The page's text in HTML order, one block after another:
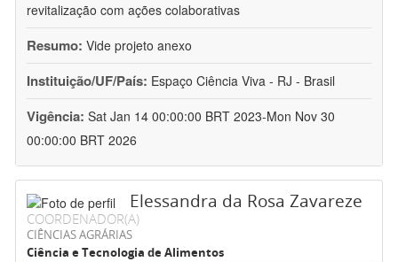
revitalização com ações colaborativas
Resumo: Vide projeto anexo
Instituição/UF/País: Espaço Ciência Viva - RJ - Brasil
Vigência: Sat Jan 14 00:00:00 BRT 2023-Mon Nov 30
00:00:00 BRT 2026
Elessandra da Rosa Zavareze
COORDENADOR(A)
CIÊNCIAS AGRÁRIAS
Ciência e Tecnologia de Alimentos